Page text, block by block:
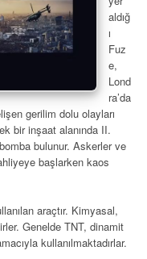
aldığ
ı
Fuz
e,
Lond
ra’da
gerilim dolu olayları
bir inşaat alanında II.
bulunur. Askerler ve
başlarken kaos
araçtır. Kimyasal,
Genelde TNT, dinamit
kullanılmaktadırlar.